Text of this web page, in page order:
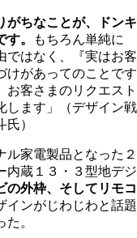
がちなことが、ドンキ
。
もちろん単純に
ではなく、『実はお客
けがあってのことです
お客さまのリクエスト
します」（デザイン戦
）
ル家電製品となった２
内蔵１３・３型地デジ
の外枠、そしてリモコ
インがじわじわと話題
。